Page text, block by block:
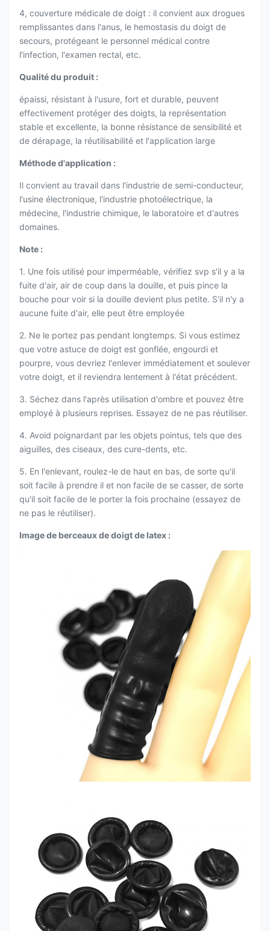
4, couverture médicale de doigt : il convient aux drogues
remplissantes dans l'anus, le hemostasis du doigt de
secours, protégeant le personnel médical contre
l'infection, l'examen rectal, etc.
Qualité du produit :
épaissi, résistant à l'usure, fort et durable, peuvent
effectivement protéger des doigts, la représentation
stable et excellente, la bonne résistance de sensibilité et
de dérapage, la réutilisabilité et l'application large
Méthode d'application :
Il convient au travail dans l'industrie de semi-conducteur,
l'usine électronique, l'industrie photoélectrique, la
médecine, l'industrie chimique, le laboratoire et d'autres
domaines.
Note :
1. Une fois utilisé pour imperméable, vérifiez svp s'il y a la
fuite d'air, air de coup dans la douille, et puis pince la
bouche pour voir si la douille devient plus petite. S'il n'y a
aucune fuite d'air, elle peut être employée
2. Ne le portez pas pendant longtemps. Si vous estimez
que votre astuce de doigt est gonflée, engourdi et
pourpre, vous devriez l'enlever immédiatement et soulever
votre doigt, et il reviendra lentement à l'état précédent.
3. Séchez dans l'après utilisation d'ombre et pouvez être
employé à plusieurs reprises. Essayez de ne pas réutiliser.
4. Avoid poignardant par les objets pointus, tels que des
aiguilles, des ciseaux, des cure-dents, etc.
5. En l'enlevant, roulez-le de haut en bas, de sorte qu'il
soit facile à prendre il et non facile de se casser, de sorte
qu'il soit facile de le porter la fois prochaine (essayez de
ne pas le réutiliser).
Image de berceaux de doigt de latex :